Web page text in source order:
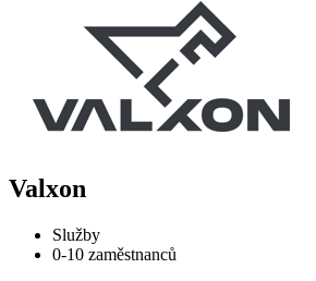
Valxon
Služby
0-10 zaměstnanců